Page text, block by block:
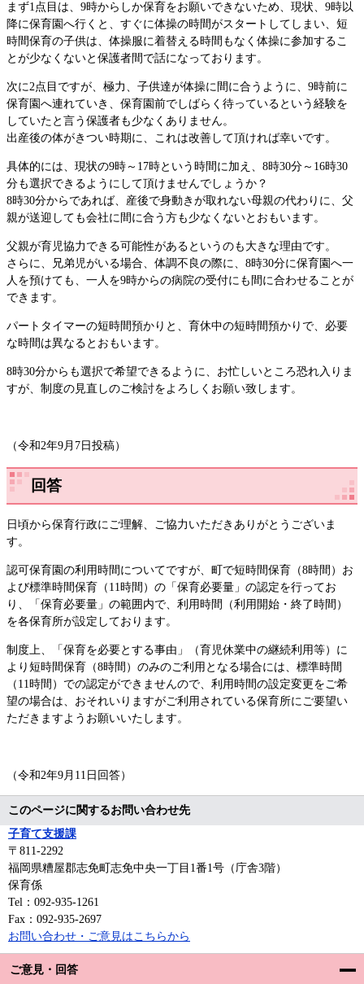
ご意見・回答
まず1点目は、9時からしか保育をお願いできないため、現状、9時以
降に保育園へ行くと、すぐに体操の時間がスタートしてしまい、短
時間保育の子供は、体操服に着替える時間もなく体操に参加するこ
とが少なくないと保護者間で話になっております。
次に2点目ですが、極力、子供達が体操に間に合うように、9時前に
保育園へ連れていき、保育園前でしばらく待っているという経験を
していたと言う保護者も少なくありません。
出産後の体がきつい時期に、これは改善して頂ければ幸いです。
具体的には、現状の9時～17時という時間に加え、8時30分～16時30
分も選択できるようにして頂けませんでしょうか？
8時30分からであれば、産後で身動きが取れない母親の代わりに、父
親が送迎しても会社に間に合う方も少なくないとおもいます。
父親が育児協力できる可能性があるというのも大きな理由です。
さらに、兄弟児がいる場合、体調不良の際に、8時30分に保育園へ一
人を預けても、一人を9時からの病院の受付にも間に合わせることが
できます。
パートタイマーの短時間預かりと、育休中の短時間預かりで、必要
な時間は異なるとおもいます。
8時30分からも選択で希望できるように、お忙しいところ恐れ入りま
すが、制度の見直しのご検討をよろしくお願い致します。
（令和2年9月7日投稿）
回答
日頃から保育行政にご理解、ご協力いただきありがとうございま
す。
認可保育園の利用時間についてですが、町で短時間保育（8時間）お
よび標準時間保育（11時間）の「保育必要量」の認定を行ってお
り、「保育必要量」の範囲内で、利用時間（利用開始・終了時間）
を各保育所が設定しております。
制度上、「保育を必要とする事由」（育児休業中の継続利用等）に
より短時間保育（8時間）のみのご利用となる場合には、標準時間
（11時間）での認定ができませんので、利用時間の設定変更をご希
望の場合は、おそれいりますがご利用されている保育所にご要望い
ただきますようお願いいたします。
（令和2年9月11日回答）
このページに関するお問い合わせ先
子育て支援課
〒811-2292
福岡県糟屋郡志免町志免中央一丁目1番1号（庁舎3階）
保育係
Tel：092-935-1261
Fax：092-935-2697
お問い合わせ・ご意見はこちらから